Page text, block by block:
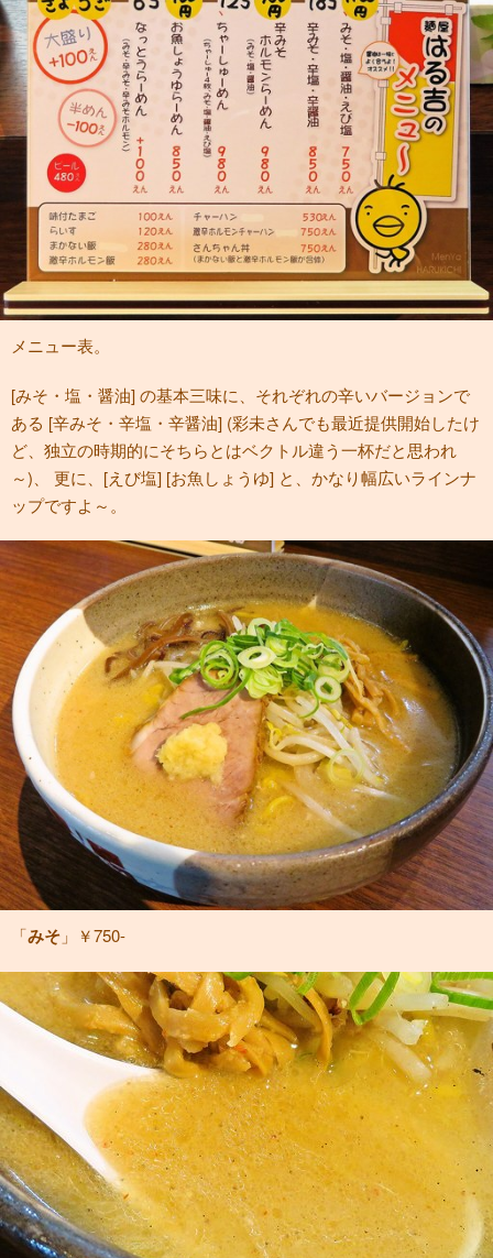
メニュー表。
[みそ・塩・醤油] の基本三味に、それぞれの辛いバージョンで
ある [辛みそ・辛塩・辛醤油] (彩未さんでも最近提供開始したけ
ど、独立の時期的にそちらとはベクトル違う一杯だと思われ
～)、 更に、[えび塩] [お魚しょうゆ] と、かなり幅広いラインナ
ップですよ～。
「みそ 」￥750-